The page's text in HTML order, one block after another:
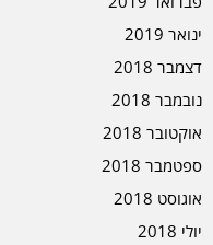
ינואר 2019
דצמבר 2018
נובמבר 2018
אוקטובר 2018
ספטמבר 2018
אוגוסט 2018
יולי 2018